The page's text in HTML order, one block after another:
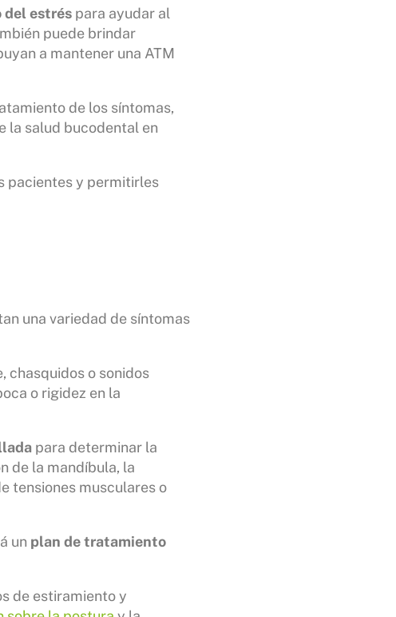
del estréspara ayudar al
puede brindar
a mantener una ATM
de los síntomas,
la salud bucodental en
pacientes y permitirles
una variedad de síntomas
chasquidos o sonidos
o rigidez en la
para determinar la
de la mandíbula, la
tensiones musculares o
un plan de tratamiento
de estiramiento y